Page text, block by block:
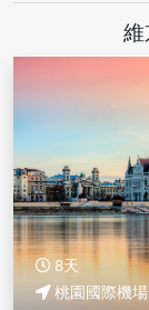
8天
桃園國際機